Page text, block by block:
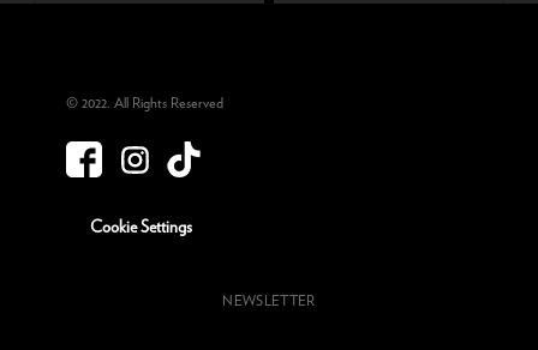
© 2022. All Rights Reserved
Cookie Settings
NEWSLETTER